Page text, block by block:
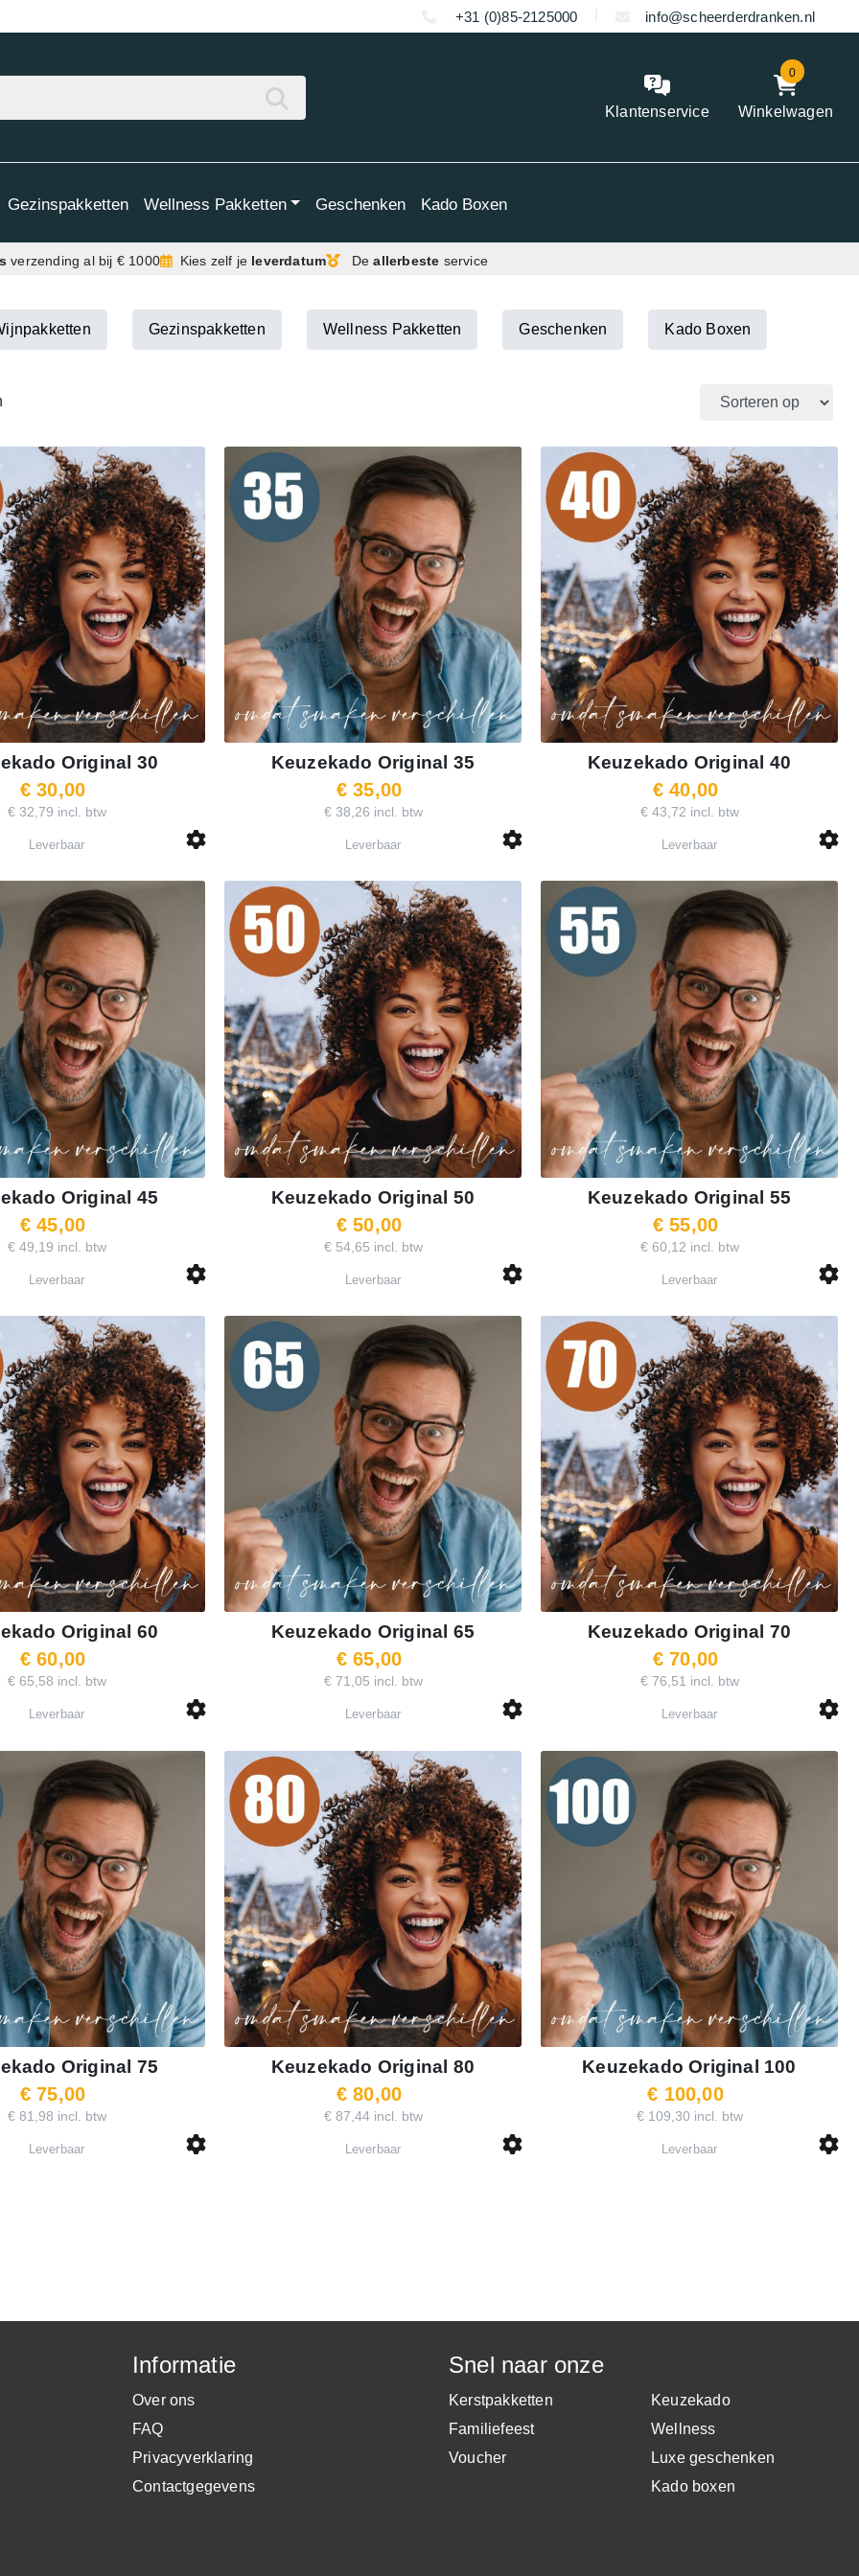
+31 (0)85-2125000 info@scheerderdranken.nl
Klantenservice
0
Winkelwagen
Gezinspakketten Wellness Pakketten Geschenken Kado Boxen
verzendingal bij € 1000 Kies zelf je leverdatum Deallerbeste service
Gezinspakketten Wellness Pakketten Geschenken Kado Boxen
Original 30
€ 30,00
€ 32,79 incl. btw
Leverbaar
Keuzekado Original 35
€ 35,00
€ 38,26 incl. btw
Leverbaar
Keuzekado Original 40
€ 40,00
€ 43,72 incl. btw
Leverbaar
Original 45
€ 45,00
€ 49,19 incl. btw
Leverbaar
Keuzekado Original 50
€ 50,00
€ 54,65 incl. btw
Leverbaar
Keuzekado Original 55
€ 55,00
€ 60,12 incl. btw
Leverbaar
Original 60
€ 60,00
€ 65,58 incl. btw
Leverbaar
Keuzekado Original 65
€ 65,00
€ 71,05 incl. btw
Leverbaar
Keuzekado Original 70
€ 70,00
€ 76,51 incl. btw
Leverbaar
Original 75
€ 75,00
€ 81,98 incl. btw
Leverbaar
Keuzekado Original 80
€ 80,00
€ 87,44 incl. btw
Leverbaar
Keuzekado Original 100
€ 100,00
€ 109,30 incl. btw
Leverbaar
Informatie
Over ons
FAQ
Privacyverklaring
Contactgegevens
Snel naar onze
Kerstpakketten
Familiefeest
Voucher
Keuzekado
Wellness
Luxe geschenken
Kado boxen